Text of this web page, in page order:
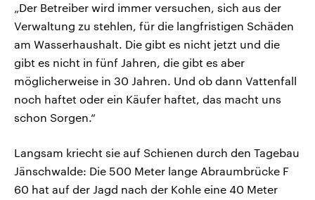
„Der Betreiber wird immer versuchen, sich aus der
Verwaltung zu stehlen, für die langfristigen Schäden
am Wasserhaushalt. Die gibt es nicht jetzt und die
gibt es nicht in fünf Jahren, die gibt es aber
möglicherweise in 30 Jahren. Und ob dann Vattenfall
noch haftet oder ein Käufer haftet, das macht uns
schon Sorgen.“
Langsam kriecht sie auf Schienen durch den Tagebau
Jänschwalde: Die 500 Meter lange Abraumbrücke F
60 hat auf der Jagd nach der Kohle eine 40 Meter